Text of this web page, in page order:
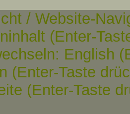
/ Website-
(Enter-
English
(Enter-Taste
(Enter-Taste